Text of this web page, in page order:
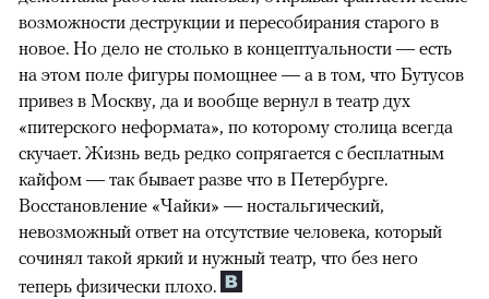
возможности деструкции и пересобирания старого в
новое. Но дело не столько в концептуальности — есть
на этом поле фигуры помощнее — а в том, что Бутусов
привез в Москву, да и вообще вернул в театр дух
«питерского неформата», по которому столица всегда
скучает. Жизнь ведь редко сопрягается с бесплатным
кайфом — так бывает разве что в Петербурге.
Восстановление «Чайки» — ностальгический,
невозможный ответ на отсутствие человека, который
сочинял такой яркий и нужный театр, что без него
теперь физически плохо.